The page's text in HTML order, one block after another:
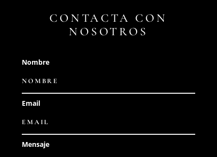
CONTACTA CON
NOSOTROS
Nombre
Email
Mensaje